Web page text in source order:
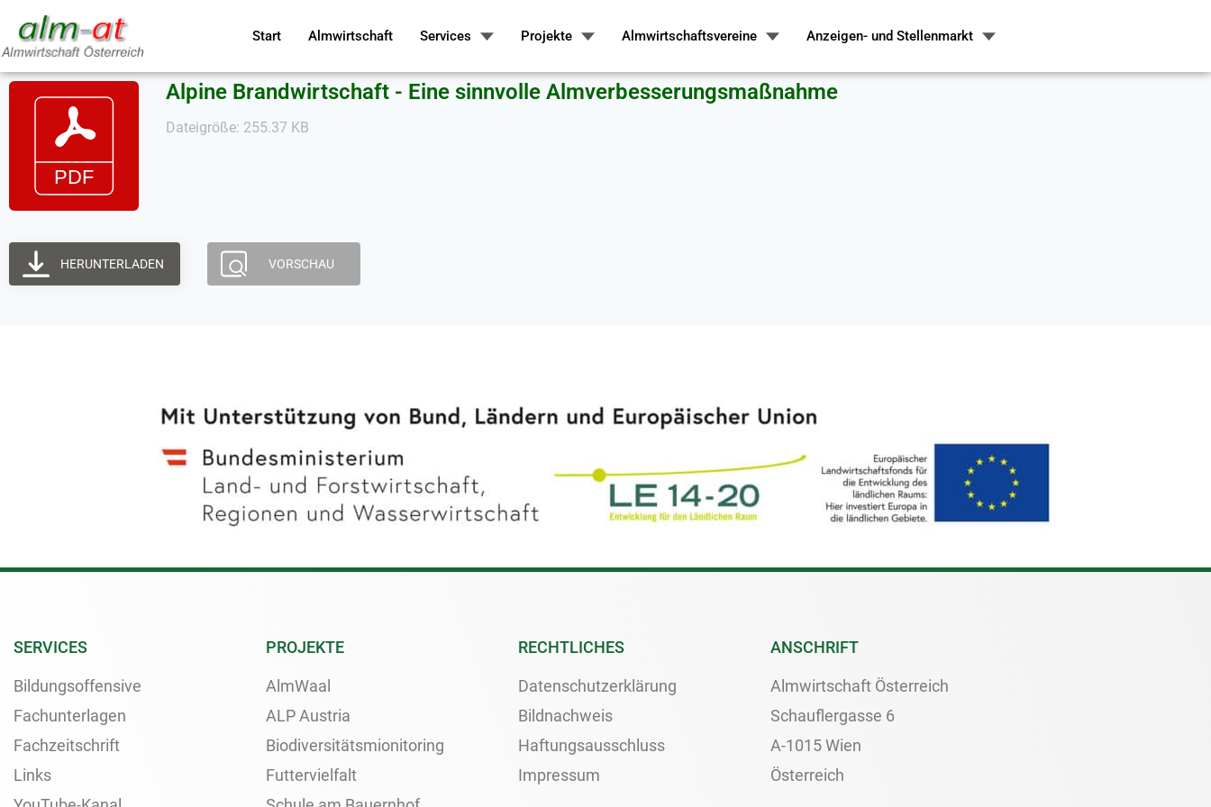
Start Almwirtschaft Services Projekte Almwirtschaftsvereine Anzeigen- und Stellenmarkt
Alpine Brandwirtschaft - Eine sinnvolle Almverbesserungsmaßnahme
Dateigröße: 255.37 KB
HERUNTERLADEN VORSCHAU
SERVICES
Bildungsoffensive
Fachunterlagen
Fachzeitschrift
Links
PROJEKTE
AlmWaal
ALP Austria
Biodiversitätsmionitoring
Futtervielfalt
RECHTLICHES
Datenschutzerklärung
Bildnachweis
Haftungsausschluss
Impressum
ANSCHRIFT
Almwirtschaft Österreich
Schauflergasse 6
A-1015 Wien
Österreich